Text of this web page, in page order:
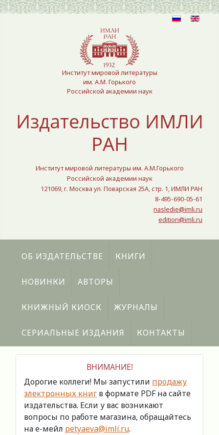
Выберите язык
Институт мировой литературы
им. А.М. Горького
Российской академии наук
Издательство ИМЛИ
РАН
Институт мировой литературы им. А.М.Горького
Российской академии наук
121069, г. Москва ул. Поварская 25A, стр. 1, ИМЛИ РАН
8-495-690-05-61
nasledie@imli.ru
edition@imli.ru
ОБ ИЗДАТЕЛЬСТВЕ КНИГИ
НОВИНКИ АВТОРЫ
КНИЖНЫЙ КИОСК ЖУРНАЛЫ
СЕРИАЛЬНЫЕ ИЗДАНИЯ КОНТАКТЫ
ВНИМАНИЕ!
Дорогие коллеги! Мы запустили продажу
электронных книг в формате PDF на сайте
издательства. Если у вас возникают
вопросы по работе магазина, обращайтесь
на е-мейл petyaeva@imli.ru.